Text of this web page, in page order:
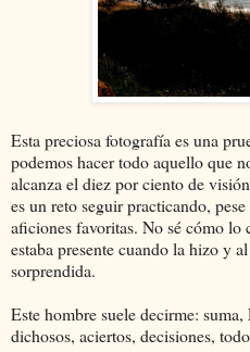
Esta preciosa fotografía es una
podemos hacer todo aquello que
alcanza el diez por ciento de
es un reto seguir practicando,
aficiones favoritas. No sé cómo lo
estaba presente cuando la hizo y
sorprendida.
Este hombre suele decirme:
dichosos, aciertos, decisiones,